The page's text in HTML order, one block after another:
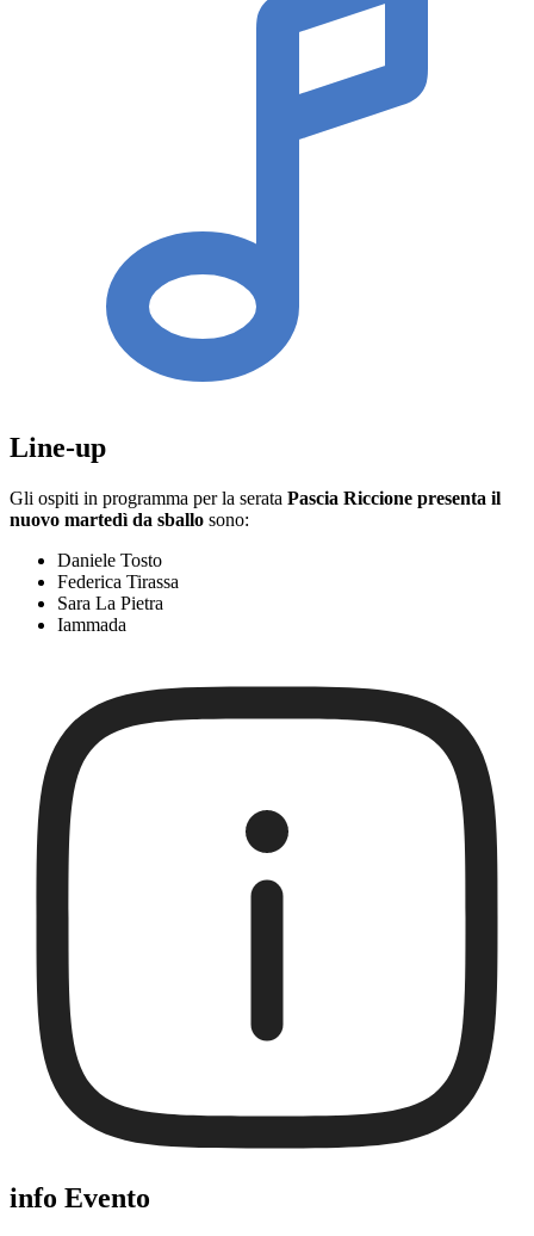
Line-up
Gli ospiti in programma per la serata Pascia Riccione presenta il
nuovo martedì da sballo sono:
Daniele Tosto
Federica Tirassa
Sara La Pietra
Iammada
info Evento